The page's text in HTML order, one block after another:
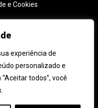
experiência de
personalizado e
todos”, você
e Cookies
da Impulso Filmes